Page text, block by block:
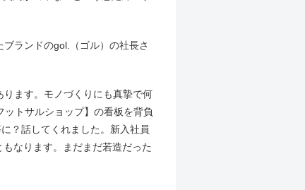
ランドのgol.（ゴル）の社長さ
ます。モノづくりにも真摯で何
トサルショップ】の看板を背負
？話してくれました。新入社員
なります。まだまだ若造だった